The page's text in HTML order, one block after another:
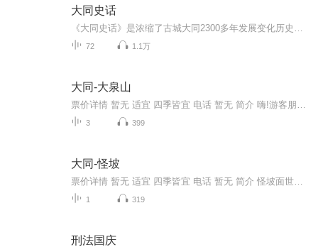
大同史话
72 1.1万
大同-大泉山
3 399
大同-怪坡
1 319
刑法国庆